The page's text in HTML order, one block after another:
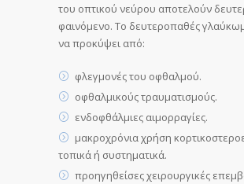
του οπτικού νεύρου αποτελούν
φαινόμενο. Το δευτεροπαθές
να προκύψει από:
φλεγμονές του οφθαλμού.
οφθαλμικούς τραυματισμούς.
ενδοφθάλμιες αιμορραγίες.
μακροχρόνια χρήση
τοπικά ή συστηματικά.
προηγηθείσες χειρουργικές